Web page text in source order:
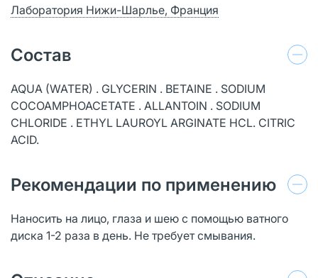
Лаборатория Нижи-Шарлье, Франция
Состав
AQUA (WATER) . GLYCERIN . BETAINE . SODIUM
COCOAMPHOACETATE . ALLANTOIN . SODIUM
CHLORIDE . ETHYL LAUROYL ARGINATE HCL. CITRIC
ACID.
Рекомендации по применению
Наносить на лицо, глаза и шею с помощью ватного
диска 1-2 раза в день. Не требует смывания.